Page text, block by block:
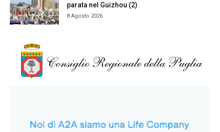
parata nel Guizhou (2)
8 Agosto 2026